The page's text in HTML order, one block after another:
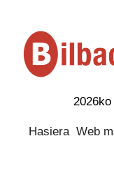
Hasiera Web